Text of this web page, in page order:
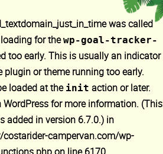
was called
for thewp-goal-tracker-
too early. This is usually an indicator
plugin or theme running too early.
loaded at the init action or later.
for more information. (This
added in version 6.7.0.) in
campervan.com/wp-